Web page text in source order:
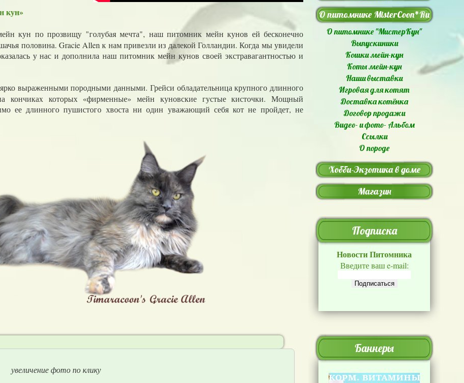
О питомнике MisterCoon*Ru
О питомнике "МистерКун"
Выпускиники
Кошки мейн-кун
Коты мейн-кун
Наши выставки
Игровая для котят
Доставка котёнка
Договор продажи
Видео- и фото- Альбом
Ссылки
О породе
Хобби-Экзотика в доме
Магазин
Подписка
Новости Питомника
Введите ваш e-mail:
Баннеры
кун»
кун по прозвищу "голубая мечта", наш питомник мейн кунов ей бесконечно
половина. Gracie Allen к нам привезли из далекой Голландии. Когда мы увидели
у нас и дополнила наш питомник мейн кунов своей экстравагантностью и
выраженными породными данными. Грейси обладательница крупного длинного
кончиках которых «фирменные» мейн куновские густые кисточки. Мощный
ее длинного пушистого хвоста ни один уважающий себя кот не пройдет, не
увеличение фото по клику